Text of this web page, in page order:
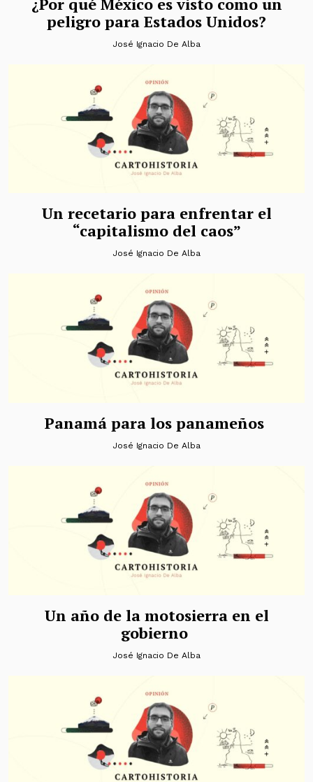
peligro para Estados Unidos?
José Ignacio De Alba
Un recetario para enfrentar el
“capitalismo del caos”
José Ignacio De Alba
Panamá para los panameños
José Ignacio De Alba
Un año de la motosierra en el
gobierno
José Ignacio De Alba